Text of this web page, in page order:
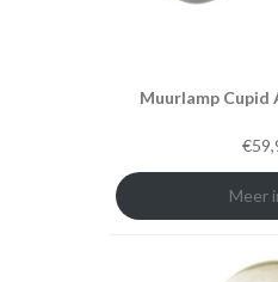
Muurlamp Cupid
€
Meer